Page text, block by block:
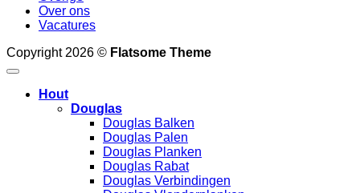
Over ons
Vacatures
Copyright 2026 © Flatsome Theme
Hout
Douglas
Douglas Balken
Douglas Palen
Douglas Planken
Douglas Rabat
Douglas Verbindingen